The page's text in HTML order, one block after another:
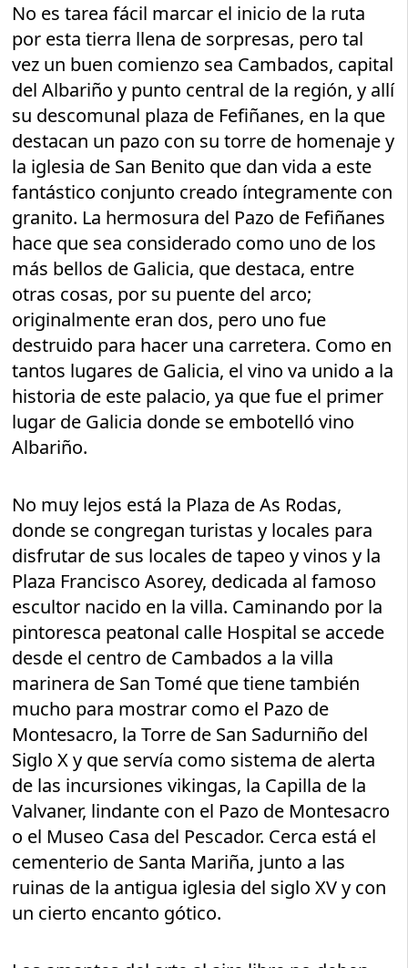
No es tarea fácil marcar el inicio de la ruta
por esta tierra llena de sorpresas, pero tal
vez un buen comienzo sea Cambados, capital
del Albariño y punto central de la región, y allí
su descomunal plaza de Fefiñanes, en la que
destacan un pazo con su torre de homenaje y
la iglesia de San Benito que dan vida a este
fantástico conjunto creado íntegramente con
granito. La hermosura del Pazo de Fefiñanes
hace que sea considerado como uno de los
más bellos de Galicia, que destaca, entre
otras cosas, por su puente del arco;
originalmente eran dos, pero uno fue
destruido para hacer una carretera. Como en
tantos lugares de Galicia, el vino va unido a la
historia de este palacio, ya que fue el primer
lugar de Galicia donde se embotelló vino
Albariño.
No muy lejos está la Plaza de As Rodas,
donde se congregan turistas y locales para
disfrutar de sus locales de tapeo y vinos y la
Plaza Francisco Asorey, dedicada al famoso
escultor nacido en la villa. Caminando por la
pintoresca peatonal calle Hospital se accede
desde el centro de Cambados a la villa
marinera de San Tomé que tiene también
mucho para mostrar como el Pazo de
Montesacro, la Torre de San Sadurniño del
Siglo X y que servía como sistema de alerta
de las incursiones vikingas, la Capilla de la
Valvaner, lindante con el Pazo de Montesacro
o el Museo Casa del Pescador. Cerca está el
cementerio de Santa Mariña, junto a las
ruinas de la antigua iglesia del siglo XV y con
un cierto encanto gótico.